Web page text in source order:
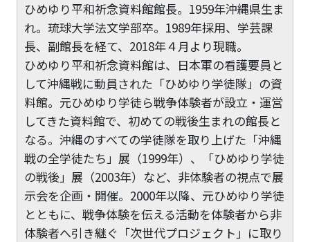
ひめゆり平和祈念資料館館長。1959年沖縄県生ま
れ。琉球大学法文学部卒。1989年採用、学芸課
長、副館長を経て、2018年４月より現職。
ひめゆり平和祈念資料館は、日本軍の看護要員と
して沖縄戦に動員された「ひめゆり学徒隊」の資
料館。元ひめゆり学徒ら戦争体験者が設立・運営
してきた資料館で、初めての戦後生まれの館長と
なる。沖縄のすべての学徒隊を取り上げた「沖縄
戦の全学徒たち」展（1999年）、「ひめゆり学徒
の戦後」展（2003年）など、非体験者の視点で展
示会を企画・開催。2000年以降、元ひめゆり学徒
とともに、戦争体験を伝える活動を体験者から非
体験者へ引き継ぐ「次世代プロジェクト」に取り